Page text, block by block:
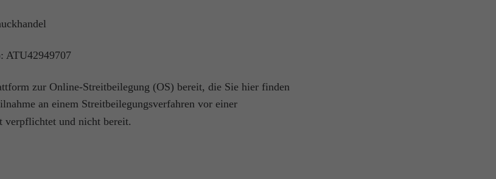
ATU42949707
zur Online-Streitbeilegung (OS) bereit, die Sie hier finden
an einem Streitbeilegungsverfahren vor einer
verpflichtet und nicht bereit.